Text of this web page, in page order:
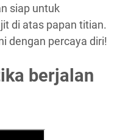
siap untuk
di atas papan titian.
dengan percaya diri!
berjalan